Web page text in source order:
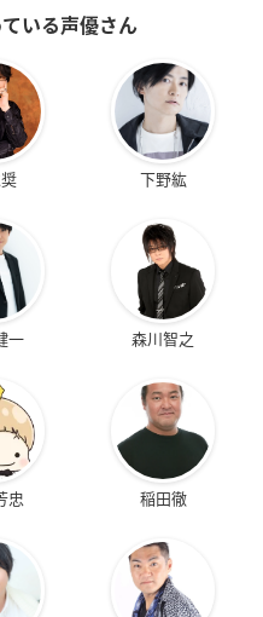
いる声優さん
下野紘
一 森川智之
忠 稲田徹